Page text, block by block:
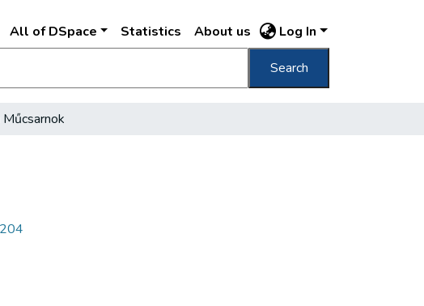
All of DSpace Statistics About us Log In
Search